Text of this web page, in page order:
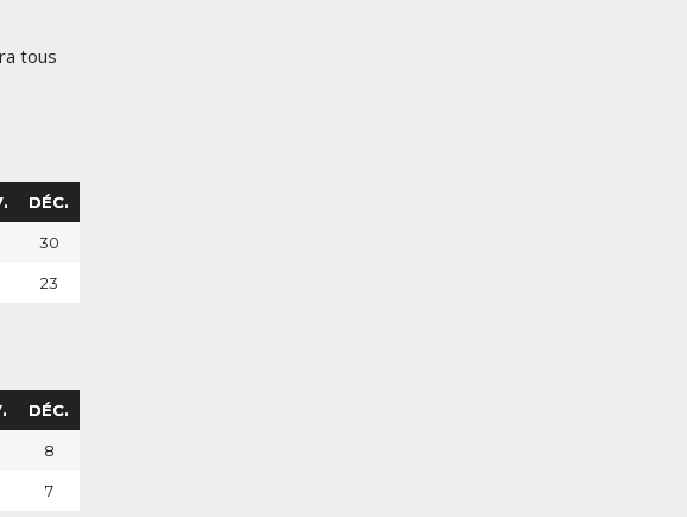
tous
DÉC.
30
23
DÉC.
8
7